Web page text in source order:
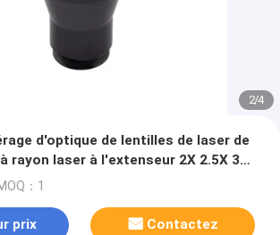
2/4
d'optique de lentilles de laser de
rayon laser à l'extenseur 2X 2.5X 3X
de CO2 augmenter
：1
prix Contactez